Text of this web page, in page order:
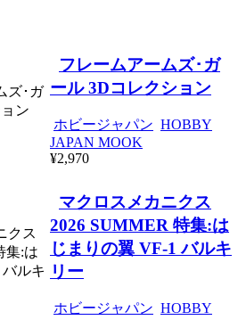
フレームアームズ･ガ
ール 3Dコレクション
ホビージャパン HOBBY
JAPAN MOOK
¥2,970
マクロスメカニクス
2026 SUMMER 特集:は
じまりの翼 VF-1 バルキ
リー
ホビージャパン HOBBY